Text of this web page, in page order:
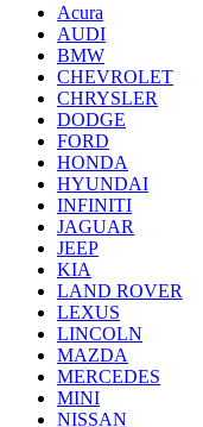
Acura
AUDI
BMW
CHEVROLET
CHRYSLER
DODGE
FORD
HONDA
HYUNDAI
INFINITI
JAGUAR
JEEP
KIA
LAND ROVER
LEXUS
LINCOLN
MAZDA
MERCEDES
MINI
NISSAN